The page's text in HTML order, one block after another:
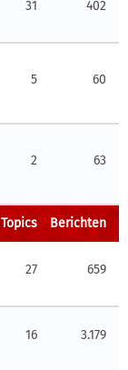
31 402
5 60
2 63
Topics
Berichten
27 659
16 3.179